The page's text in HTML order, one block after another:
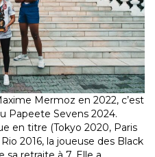
Mermoz en 2022, c’est
Papeete Sevens 2024.
en titre (Tokyo 2020, Paris
2016, la joueuse des Black